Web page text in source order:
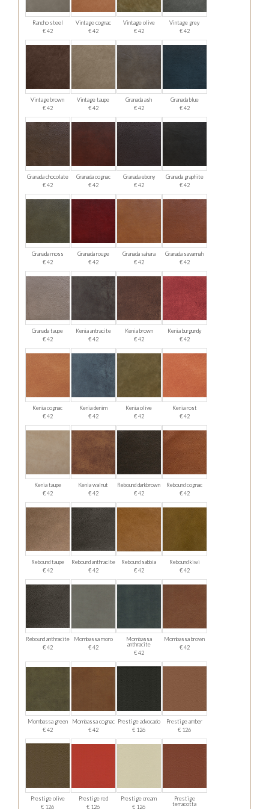
Rancho steel
€ 42
Vintage cognac
€ 42
Vintage olive
€ 42
Vintage grey
€ 42
Vintage brown
€ 42
Vintage taupe
€ 42
Granada ash
€ 42
Granada blue
€ 42
Granada chocolate
€ 42
Granada cognac
€ 42
Granada ebony
€ 42
Granada graphite
€ 42
Granada moss
€ 42
Granada rouge
€ 42
Granada sahara
€ 42
Granada savannah
€ 42
Granada taupe
€ 42
Kenia antracite
€ 42
Kenia brown
€ 42
Kenia burgundy
€ 42
Kenia cognac
€ 42
Kenia denim
€ 42
Kenia olive
€ 42
Kenia rost
€ 42
Kenia taupe
€ 42
Kenia walnut
€ 42
Rebound darkbrown
€ 42
Rebound cognac
€ 42
Rebound taupe
€ 42
Rebound anthracite
€ 42
Rebound sabbia
€ 42
Rebound kiwi
€ 42
Rebound anthracite
€ 42
Mombassa moro
€ 42
Mombassa
anthracite
€ 42
Mombassa brown
€ 42
Mombassa green
€ 42
Mombassa cognac
€ 42
Prestige advocado
€ 126
Prestige amber
€ 126
Prestige olive
€ 126
Prestige red
€ 126
Prestige cream
€ 126
Prestige
terracotta